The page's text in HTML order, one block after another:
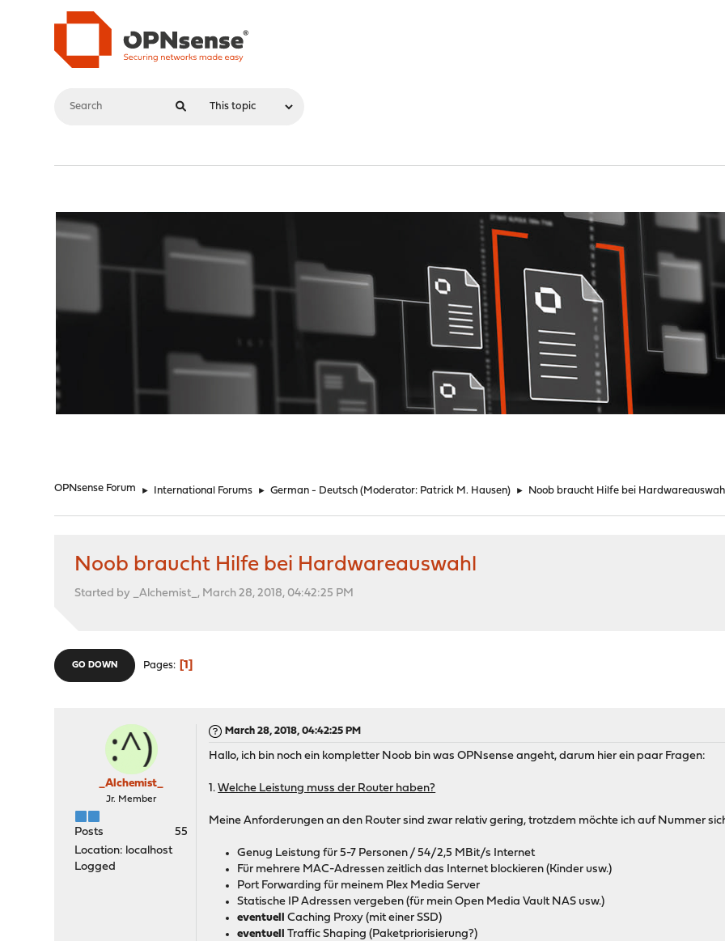
OPNsense Forum ► International Forums ► German - Deutsch (Moderator: Patrick M. Hausen) ► Noob braucht Hilfe bei
Noob braucht Hilfe bei Hardwareauswahl
Started by _Alchemist_, March 28, 2018, 04:42:25 PM
GO DOWN Pages 1
_Alchemist_
Jr. Member
Posts
55
Location: localhost
Logged
March 28, 2018, 04:42:25 PM
Hallo, ich bin noch ein kompletter Noob bin was OPNsense angeht, darum hier ein paar Fragen:
1.Welche Leistung muss der Router haben?
Meine Anforderungen an den Router sind zwar relativ gering, trotzdem möchte ich auf Nummer
Genug Leistung für 5-7 Personen / 54/2,5 MBit/s Internet
Für mehrere MAC-Adressen zeitlich das Internet blockieren (Kinder usw.)
Port Forwarding für meinem Plex Media Server
Statische IP Adressen vergeben (für mein Open Media Vault NAS usw.)
eventuell Caching Proxy (mit einer SSD)
eventuell Traffic Shaping (Paketpriorisierung?)